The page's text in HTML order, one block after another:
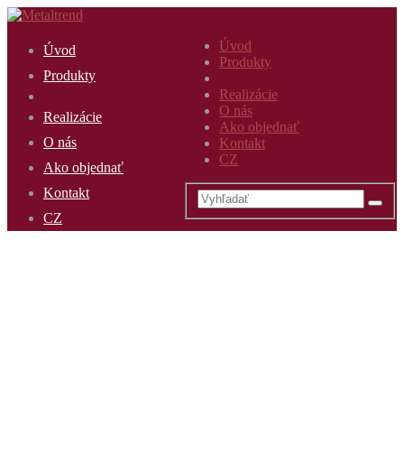
Úvod
Produkty
Realizácie
O nás
Ako objednať
Kontakt
CZ
Úvod
Produkty
Realizácie
O nás
Ako objednať
Kontakt
CZ